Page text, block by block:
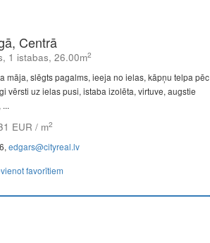
Centrā
1 istabas, 26.00m2
māja, slēgts pagalms, ieeja no ielas, kāpņu telpa pēc
vērsti uz ielas pusi, istaba izolēta, virtuve, augstie
EUR / m2
edgars@cityreal.lv
favorītiem